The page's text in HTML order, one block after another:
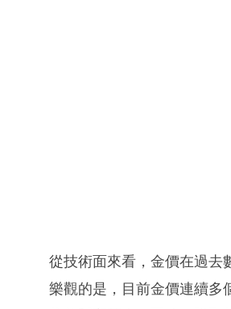
從技術面來看，金價在過去
樂觀的是，目前金價連續多